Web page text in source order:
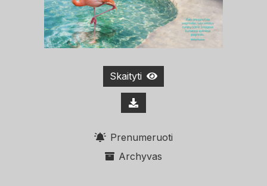
Skaityti
Prenumeruoti
Archyvas